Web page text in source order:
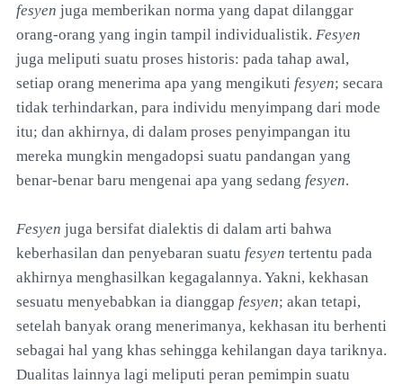
fesyen juga memberikan norma yang dapat dilanggar
orang-orang yang ingin tampil individualistik. Fesyen
juga meliputi suatu proses historis: pada tahap awal,
setiap orang menerima apa yang mengikuti fesyen; secara
tidak terhindarkan, para individu menyimpang dari mode
itu; dan akhirnya, di dalam proses penyimpangan itu
mereka mungkin mengadopsi suatu pandangan yang
benar-benar baru mengenai apa yang sedang fesyen.
Fesyen juga bersifat dialektis di dalam arti bahwa
keberhasilan dan penyebaran suatu fesyen tertentu pada
akhirnya menghasilkan kegagalannya. Yakni, kekhasan
sesuatu menyebabkan ia dianggap fesyen; akan tetapi,
setelah banyak orang menerimanya, kekhasan itu berhenti
sebagai hal yang khas sehingga kehilangan daya tariknya.
Dualitas lainnya lagi meliputi peran pemimpin suatu